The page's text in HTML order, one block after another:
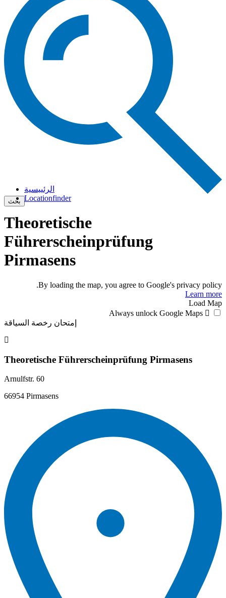
بحث
الرئييسية
Locationfinder
Theoretische
Führerscheinprüfung
Pirmasens
By loading the map, you agree to Google's privacy policy.
Learn more
Load Map
Always unlock Google Maps
إمتحان رخصة السياقة
Theoretische Führerscheinprüfung Pirmasens
Arnulfstr. 60
66954 Pirmasens